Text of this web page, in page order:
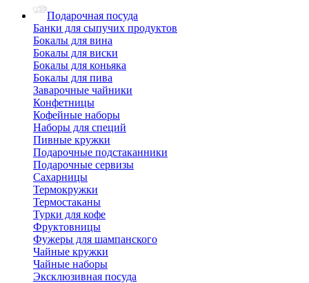
Подарочная посуда
Банки для сыпучих продуктов
Бокалы для вина
Бокалы для виски
Бокалы для коньяка
Бокалы для пива
Заварочные чайники
Конфетницы
Кофейные наборы
Наборы для специй
Пивные кружки
Подарочные подстаканники
Подарочные сервизы
Сахарницы
Термокружки
Термостаканы
Турки для кофе
Фруктовницы
Фужеры для шампанского
Чайные кружки
Чайные наборы
Эксклюзивная посуда